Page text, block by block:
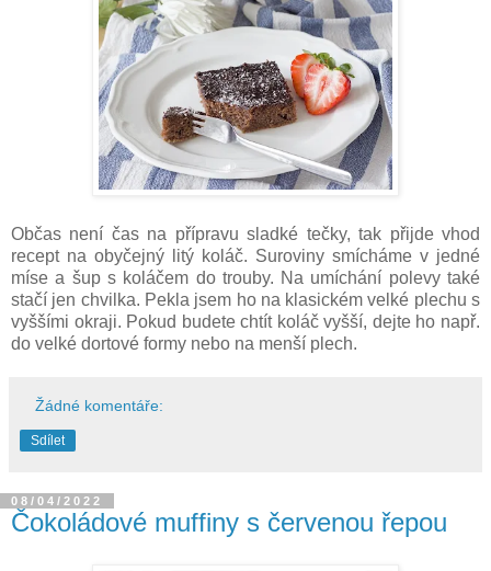
Občas není čas na přípravu sladké tečky, tak přijde vhod
recept na obyčejný litý koláč. Suroviny smícháme v jedné
míse a šup s koláčem do trouby. Na umíchání polevy také
stačí jen chvilka. Pekla jsem ho na klasickém velké plechu s
vyššími okraji. Pokud budete chtít koláč vyšší, dejte ho např.
do velké dortové formy nebo na menší plech.
Žádné komentáře:
Sdílet
08/04/2022
Čokoládové muffiny s červenou řepou